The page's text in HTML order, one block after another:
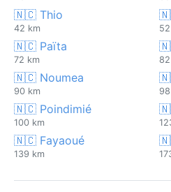
🇳🇨 Thio
42 km
🇳🇨 Païta
72 km
🇳🇨 Noumea
90 km
🇳🇨 Poindimié
100 km
🇳🇨 Fayaoué
139 km